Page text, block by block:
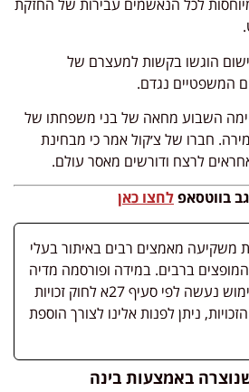
לכל הנאשמים עבירות של החזקת
הוגשו בקשות למעצרם של
המשפטיים נגדם.
השבוע מחאה של בני משפחתו של
חברו של צ׳קול אמר כי מבחינת
לרצח ודורשים מאסר עולם.
בווטסאפלחצו כאן
משקיעה מאמצים רבים באיתור בעלי
המופצים ברבים. במידה ופורסמה מדיה
שבעליה אינו ידוע, השימוש נעשה לפי סעיף 27א לחוק זכויות
ניתן לפנות אלינו לצורך הוספת
באמצעות בינה